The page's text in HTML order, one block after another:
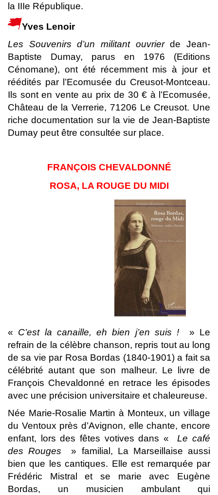
la IIIe République.
Yves Lenoir
Les Souvenirs d’un militant ouvrierde Jean-
Baptiste Dumay, parus en 1976 (Editions
Cénomane), ont été récemment mis à jour et
réédités par l’Ecomusée du Creusot-Montceau.
Ils sont en vente au prix de 30 € à l’Ecomusée,
Château de la Verrerie, 71206 Le Creusot. Une
riche documentation sur la vie de Jean-Baptiste
Dumay peut être consultée sur place.
FRANÇOIS CHEVALDONNÉ
ROSA, LA ROUGE DU MIDI
« C’est la canaille, eh bien j’en suis !
» Le
refrain de la célèbre chanson, repris tout au long
de sa vie par Rosa Bordas (1840-1901) a fait sa
célébrité autant que son malheur. Le livre de
François Chevaldonné en retrace les épisodes
avec une précision universitaire et chaleureuse.
Née Marie-Rosalie Martin à Monteux, un village
du Ventoux près d’Avignon, elle chante, encore
enfant, lors des fêtes votives dans «
Le café
des Rouges
» familial, La Marseillaise aussi
bien que les cantiques. Elle est remarquée par
Frédéric Mistral et se marie avec Eugène
Bordas, un musicien ambulant qui